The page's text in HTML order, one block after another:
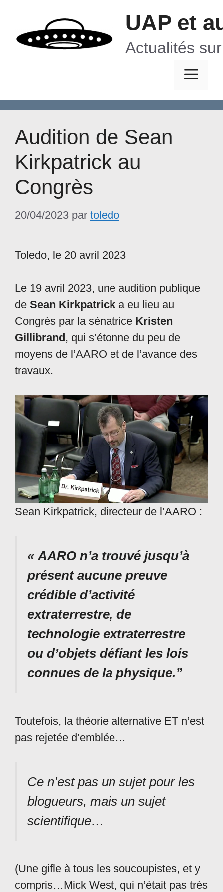
contenu
UAP et
Actualités
Audition de Sean
Kirkpatrick au
Congrès
20/04/2023 par toledo
Toledo, le 20 avril 2023
Le 19 avril 2023, une audition publique
de Sean Kirkpatrick a eu lieu au
Congrès par la sénatrice Kristen
Gillibrand, qui s’étonne du peu de
moyens de l’AARO et de l’avance des
travaux.
Sean Kirkpatrick, directeur de l’AARO :
« AARO n’a trouvé jusqu’à
présent aucune preuve
crédible d’activité
extraterrestre, de
technologie extraterrestre
ou d’objets défiant les lois
connues de la physique.”
Toutefois, la théorie alternative ET n’est
pas rejetée d’emblée…
Ce n’est pas un sujet pour les
blogueurs, mais un sujet
scientifique…
(Une gifle à tous les soucoupistes, et y
compris…Mick West, qui n’était pas très